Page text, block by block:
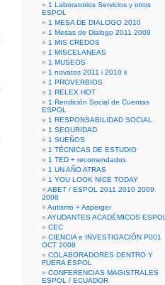
1 Laboratorios Servicios y otros
ESPOL
1 MESA DE DIALOGO 2010
1 Mesas de Dialogo 2011 2009
1 MIS CREDOS
1 MISCELANEAS
1 MUSEOS
1 novatos 2011 i 2010 ii
1 PROVERBIOS
1 RELEX HOT
1 Rendición Social de Cuentas
ESPOL
1 RESPONSABILIDAD SOCIAL
1 SEGURIDAD
1 SUEÑOS
1 TÉCNICAS DE ESTUDIO
1 TED + recomendados
1 UN AÑO ATRAS
1 YOU LOOK NICE TODAY
ABET / ESPOL 2011 2010 2009
2008
Autismo + Asperger
AYUDANTES ACADÉMICOS ESPOL
CEC
CIENCIA e INVESTIGACIÓN P001
OCT 2008
COLABORADORES DENTRO Y
FUERA ESPOL
CONFERENCIAS MAGISTRALES
ESPOL / ECUADOR